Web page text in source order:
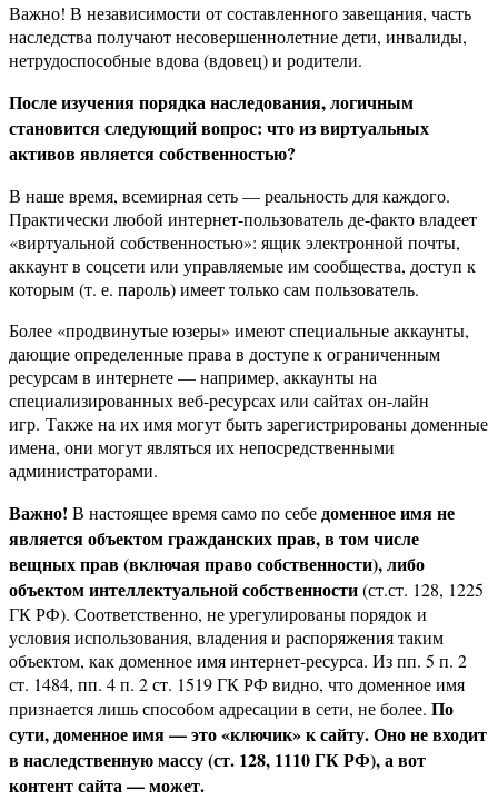
Важно! В независимости от составленного завещания, часть
наследства получают несовершеннолетние дети, инвалиды,
нетрудоспособные вдова (вдовец) и родители.
После изучения порядка наследования, логичным
становится следующий вопрос: что из виртуальных
активов является собственностью?
В наше время, всемирная сеть — реальность для каждого.
Практически любой интернет-пользователь де-факто владеет
«виртуальной собственностью»: ящик электронной почты,
аккаунт в соцсети или управляемые им сообщества, доступ к
которым (т. е. пароль) имеет только сам пользователь.
Более «продвинутые юзеры» имеют специальные аккаунты,
дающие определенные права в доступе к ограниченным
ресурсам в интернете — например, аккаунты на
специализированных веб-ресурсах или сайтах он-лайн
игр. Также на их имя могут быть зарегистрированы доменные
имена, они могут являться их непосредственными
администраторами.
Важно! В настоящее время само по себедоменное имя не
является объектом гражданских прав, в том числе
вещных прав (включая право собственности), либо
объектом интеллектуальной собственности(ст.ст. 128, 1225
ГК РФ). Соответственно, не урегулированы порядок и
условия использования, владения и распоряжения таким
объектом, как доменное имя интернет-ресурса. Из пп. 5 п. 2
ст. 1484, пп. 4 п. 2 ст. 1519 ГК РФ видно, что доменное имя
признается лишь способом адресации в сети, не более. По
сути, доменное имя — это «ключик» к сайту. Оно не входит
в наследственную массу (ст. 128, 1110 ГК РФ), а вот
контент сайта — может.